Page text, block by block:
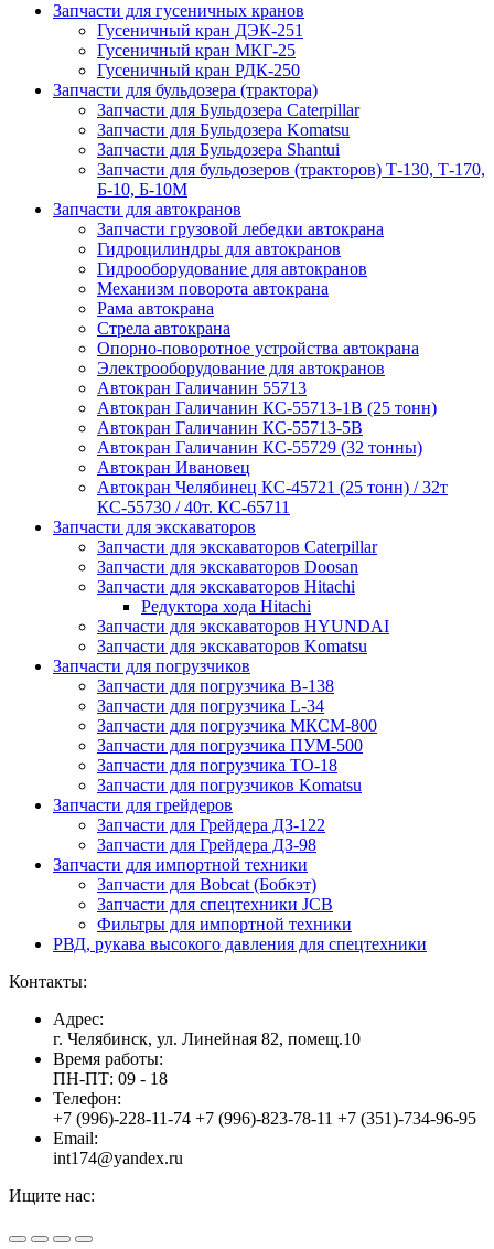
Запчасти для гусеничных кранов
Гусеничный кран ДЭК-251
Гусеничный кран МКГ-25
Гусеничный кран РДК-250
Запчасти для бульдозера (трактора)
Запчасти для Бульдозера Caterpillar
Запчасти для Бульдозера Komatsu
Запчасти для Бульдозера Shantui
Запчасти для бульдозеров (тракторов) Т-130, Т-170,
Б-10, Б-10М
Запчасти для автокранов
Запчасти грузовой лебедки автокрана
Гидроцилиндры для автокранов
Гидрооборудование для автокранов
Механизм поворота автокрана
Рама автокрана
Стрела автокрана
Опорно-поворотное устройства автокрана
Электрооборудование для автокранов
Автокран Галичанин 55713
Автокран Галичанин КС-55713-1В (25 тонн)
Автокран Галичанин КС-55713-5В
Автокран Галичанин КС-55729 (32 тонны)
Автокран Ивановец
Автокран Челябинец КС-45721 (25 тонн) / 32т
КС-55730 / 40т. КС-65711
Запчасти для экскаваторов
Запчасти для экскаваторов Caterpillar
Запчасти для экскаваторов Doosan
Запчасти для экскаваторов Hitachi
Редуктора хода Hitachi
Запчасти для экскаваторов HYUNDAI
Запчасти для экскаваторов Komatsu
Запчасти для погрузчиков
Запчасти для погрузчика B-138
Запчасти для погрузчика L-34
Запчасти для погрузчика МКСМ-800
Запчасти для погрузчика ПУМ-500
Запчасти для погрузчика ТО-18
Запчасти для погрузчиков Komatsu
Запчасти для грейдеров
Запчасти для Грейдера ДЗ-122
Запчасти для Грейдера ДЗ-98
Запчасти для импортной техники
Запчасти для Bobcat (Бобкэт)
Запчасти для спецтехники JCB
Фильтры для импортной техники
РВД, рукава высокого давления для спецтехники
Контакты:
Адрес:
г. Челябинск, ул. Линейная 82, помещ.10
Время работы:
ПН-ПТ: 09 - 18
Телефон:
+7 (996)-228-11-74 +7 (996)-823-78-11 +7 (351)-734-96-95
Email:
int174@yandex.ru
Ищите нас:
Страница
Страница
Страница
Вверх